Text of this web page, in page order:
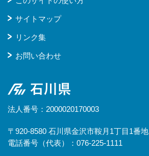
サイトマップ
リンク集
お問い合わせ
石川県
法人番号：2000020170003
〒920-8580 石川県金沢市鞍月1丁目1番地
電話番号（代表）：076-225-1111